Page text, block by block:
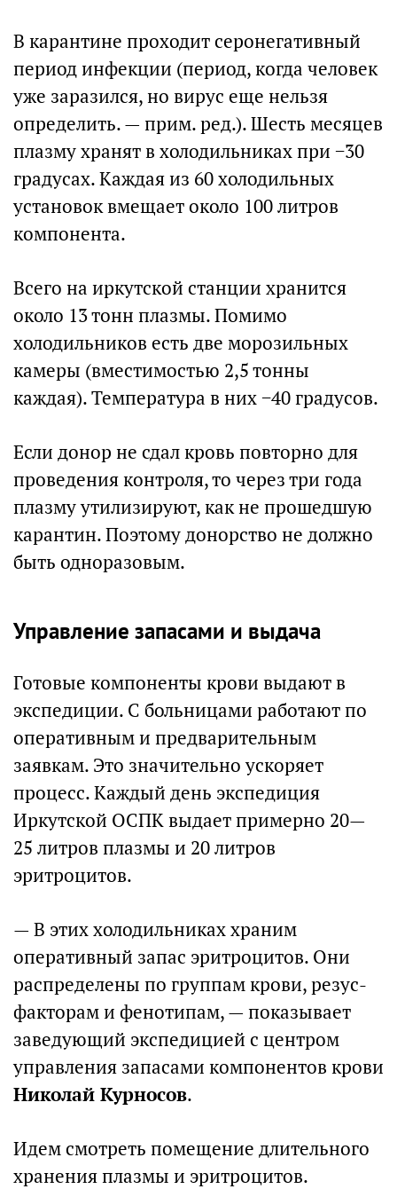
В карантине проходит серонегативный
период инфекции (период, когда человек
уже заразился, но вирус еще нельзя
определить. — прим. ред.). Шесть месяцев
плазму хранят в холодильниках при −30
градусах. Каждая из 60 холодильных
установок вмещает около 100 литров
компонента.
Всего на иркутской станции хранится
около 13 тонн плазмы. Помимо
холодильников есть две морозильных
камеры (вместимостью 2,5 тонны
каждая). Температура в них −40 градусов.
Если донор не сдал кровь повторно для
проведения контроля, то через три года
плазму утилизируют, как не прошедшую
карантин. Поэтому донорство не должно
быть одноразовым.
Управление запасами и выдача
Готовые компоненты крови выдают в
экспедиции. С больницами работают по
оперативным и предварительным
заявкам. Это значительно ускоряет
процесс. Каждый день экспедиция
Иркутской ОСПК выдает примерно 20—
25 литров плазмы и 20 литров
эритроцитов.
— В этих холодильниках храним
оперативный запас эритроцитов. Они
распределены по группам крови, резус-
факторам и фенотипам, — показывает
заведующий экспедицией с центром
управления запасами компонентов крови
Николай Курносов.
Идем смотреть помещение длительного
хранения плазмы и эритроцитов.